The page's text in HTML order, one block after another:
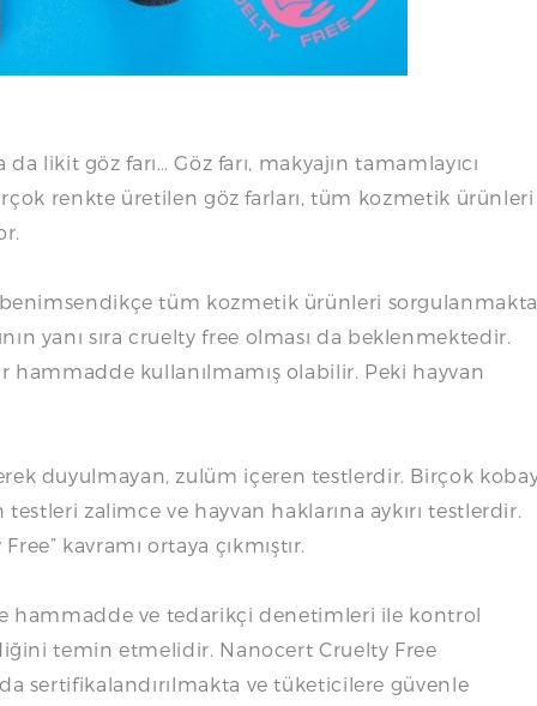
likit göz farı… Göz farı, makyajın tamamlayıcı
renkte üretilen göz farları, tüm kozmetik ürünleri
tüm kozmetik ürünleri sorgulanmakta
yanı sıra cruelty free olması da beklenmektedir.
hammadde kullanılmamış olabilir. Peki hayvan
duyulmayan, zulüm içeren testlerdir. Birçok
zalimce ve hayvan haklarına aykırı testlerdir.
kavramı ortaya çıkmıştır.
hammadde ve tedarikçi denetimleri ile kontrol
temin etmelidir. Nanocert Cruelty Free
sertifikalandırılmakta ve tüketicilere güvenle